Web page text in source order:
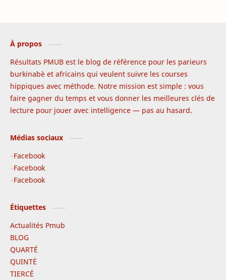
À propos
Résultats PMUB est le blog de référence pour les parieurs
burkinabè et africains qui veulent suivre les courses
hippiques avec méthode. Notre mission est simple : vous
faire gagner du temps et vous donner les meilleures clés de
lecture pour jouer avec intelligence — pas au hasard.
Médias sociaux
Facebook
Facebook
Facebook
Étiquettes
Actualités Pmub
BLOG
QUARTÉ
QUINTÉ
TIERCÉ